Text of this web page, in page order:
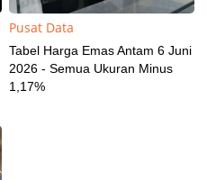
Pusat Data
Tabel Harga Emas Antam 6 Juni
2026 - Semua Ukuran Minus
1,17%